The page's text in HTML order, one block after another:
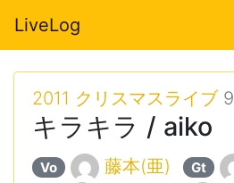
LiveLog
2011 クリスマスライブ9
キラキラ / aiko
Vo 藤本(亜) Gt